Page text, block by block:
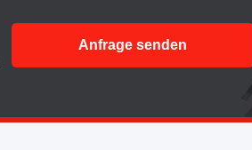
Anfrage senden